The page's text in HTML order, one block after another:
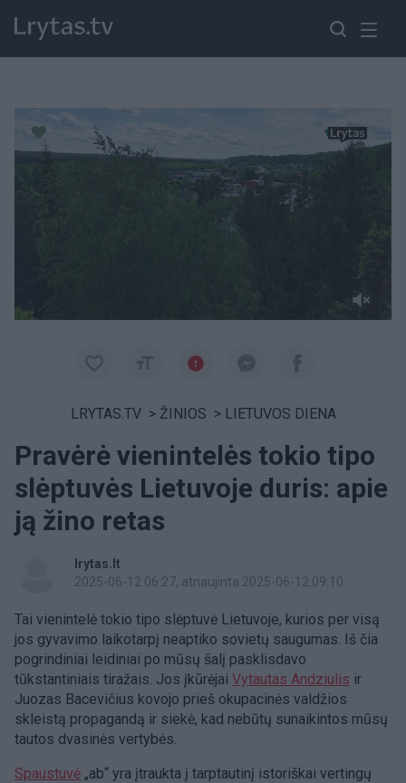
Paremkite Ukrainą
LRYTAS.TV > ŽINIOS > LIETUVOS DIENA
Pravėrė vienintelės tokio tipo
slėptuvės Lietuvoje duris: apie
ją žino retas
lrytas.lt
2025-06-12 06:27, atnaujinta 2025-06-12 09:10
Tai vienintelė tokio tipo slėptuvė Lietuvoje, kurios per visą
jos gyvavimo laikotarpį neaptiko sovietų saugumas. Iš čia
pogrindiniai leidiniai po mūsų šalį pasklisdavo
tūkstantiniais tiražais. Jos įkūrėjai Vytautas Andziulis ir
Juozas Bacevičius kovojo prieš okupacinės valdžios
skleistą propagandą ir siekė, kad nebūtų sunaikintos mūsų
tautos dvasinės vertybės.
Spaustuvė „ab“ yra įtraukta į tarptautinį istoriškai vertingų